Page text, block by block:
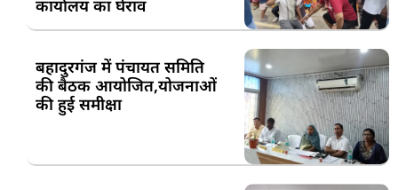
कार्यालय का घेराव
बहादुरगंज में पंचायत समिति
की बैठक आयोजित,योजनाओं
की हुई समीक्षा